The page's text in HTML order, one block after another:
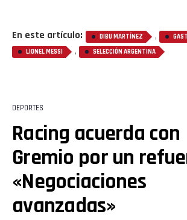
En este artículo: DIBU MARTÍNEZ ,
LIONEL MESSI , SELECCIÓN ARGENTINA
DEPORTES
Racing acuerda con
Gremio por un
«Negociaciones
avanzadas»
Whatsapp